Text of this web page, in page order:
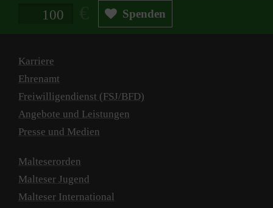
Spendenbetrag in Euro Spenden
Karriere
Ehrenamt
Freiwilligendienst (FSJ/BFD)
Angebote und Leistungen
Presse und Medien
Malteserorden
Malteser Jugend
Malteser International